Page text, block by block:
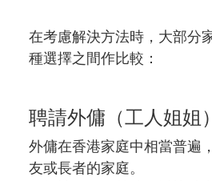
在考慮解決方法時，大部分
種選擇之間作比較：
聘請外傭（工人姐姐）
外傭在香港家庭中相當普遍
友或長者的家庭。